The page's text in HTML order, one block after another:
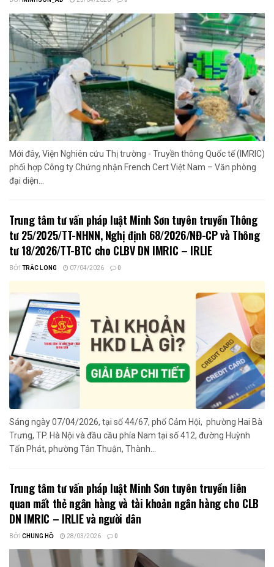
Mới đây, Viện Nghiên cứu Thị trường - Truyền thông Quốc tế (IMRIC)
phối hợp Công ty Chứng nhận French Cert Việt Nam – Văn phòng
đại diện...
Trung tâm tư vấn pháp luật Minh Sơn tuyên truyền Thông
tư 25/2025/TT-NHNN, Nghị định 68/2026/NĐ-CP và Thông
tư 18/2026/TT-BTC cho CLBV DN IMRIC – IRLIE
BỞI TRẮC LONG 07/04/2026 0
Sáng ngày 07/04/2026, tại số 44/67, phố Cảm Hội, phường Hai Bà
Trưng, TP. Hà Nội và đầu cầu phía Nam tại số 412, đường Huỳnh
Tấn Phát, phường Tân Thuận, Thành...
Trung tâm tư vấn pháp luật Minh Sơn tuyên truyền liên
quan mất thẻ ngân hàng và tài khoản ngân hàng cho CLB
DN IMRIC – IRLIE và người dân
BỞI CHUNG HỒ 28/03/2026 0